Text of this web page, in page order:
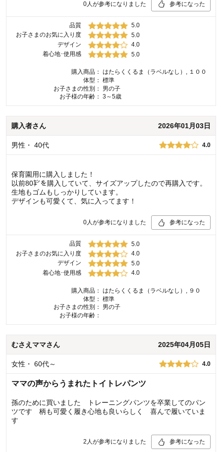
0人が参考になりました 参考になった
品質
5.0
お子さまのお気に入り度
5.0
デザイン
4.0
着心地･使用感
5.0
購入商品： はたらくくるま（ラベルなし）, １００
体型： 標準
お子さまの性別：
男の子
お子様の年齢： 3～5歳
購入者さん 2026年01月03日
男性 ・ 40代 4.0
保育園用に購入しました！
以前80㌢を購入していて、サイズアップしたので再購入です。
生地もゴムもしっかりしています。
デザインも可愛くて、気に入ってます！
0人が参考になりました 参考になった
品質
5.0
お子さまのお気に入り度
4.0
デザイン
5.0
着心地･使用感
4.0
購入商品： はたらくくるま（ラベルなし）, ９０
体型： 標準
お子さまの性別：
男の子
お子様の年齢：
むさえママさん 2025年04月05日
女性 ・ 60代～ 4.0
ママの声からうまれたトイトレパンツ
孫のために買いました トレーニングパンツを卒業してのパン
ツです 柄も可愛く履き心地も良いらしく 喜んで履いていま
す
2 人が参考になりました 参考になった